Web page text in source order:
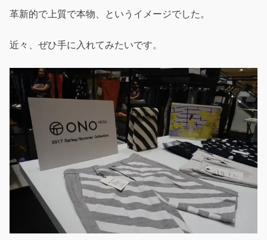
革新的で上質で本物、というイメージでした。
近々、ぜひ手に入れてみたいです。